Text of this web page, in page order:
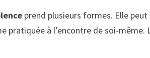
prend plusieurs formes. Elle
pratiquée à l’encontre de soi-